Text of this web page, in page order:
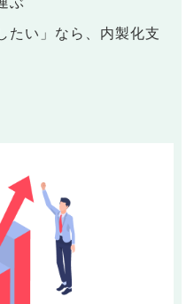
たい」なら、内製化支